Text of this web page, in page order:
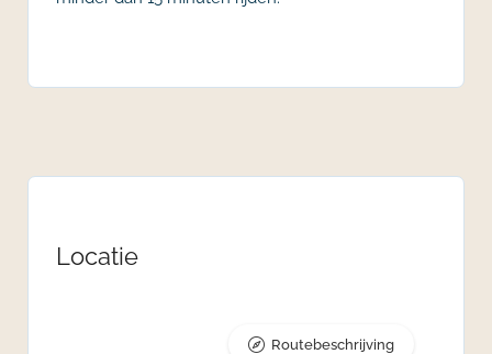
Locatie
Routebeschrijving